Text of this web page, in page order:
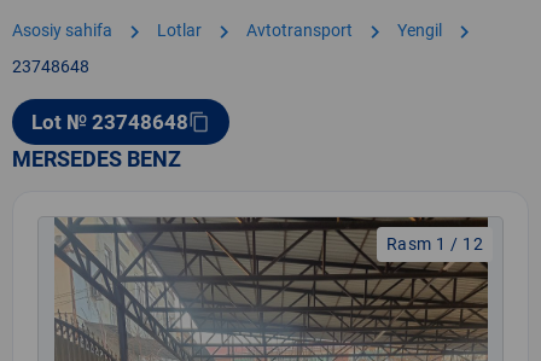
Asosiy sahifa chevron_right Lotlar chevron_right Avtotransport chevron_right Yengil chevron_right
23748648
Lot № 23748648content_copy
MERSEDES BENZ
Rasm 1 / 12